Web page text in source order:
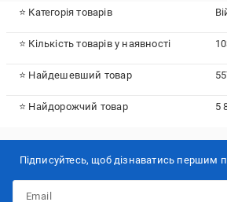
⭐ Категорія товарів
⭐ Кількість товарів у наявності
⭐ Найдешевший товар
⭐ Найдорожчий товар 5
Підписуйтесь, щоб дізнаватись першим